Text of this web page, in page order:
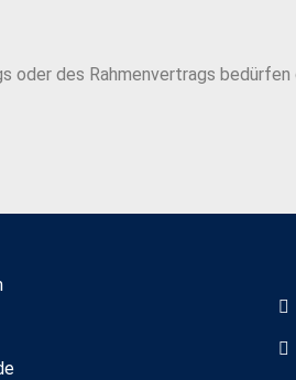
oder des Rahmenvertrags